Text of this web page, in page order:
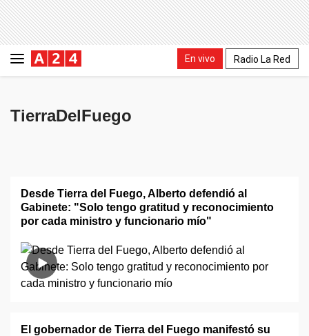
En vivo Radio La Red
TierraDelFuego
Desde Tierra del Fuego, Alberto defendió al
Gabinete: "Solo tengo gratitud y reconocimiento
por cada ministro y funcionario mío"
El gobernador de Tierra del Fuego manifestó su